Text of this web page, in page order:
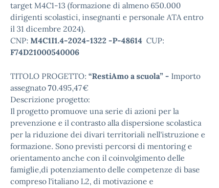
target M4C1-13 (formazione di almeno 650.000
dirigenti scolastici, insegnanti e personale ATA entro
il 31 dicembre 2024).
CNP: M4C1I1.4-2024-1322 -P-48614 CUP:
F74D21000540006
TITOLO PROGETTO: “RestiAmo a scuola” - Importo
assegnato 70.495,47 €
Descrizione progetto:
Il progetto promuove una serie di azioni per la
prevenzione e il contrasto alla dispersione scolastica
per la riduzione dei divari territoriali nell'istruzione e
formazione. Sono previsti percorsi di mentoring e
orientamento anche con il coinvolgimento delle
famiglie,di potenziamento delle competenze di base
compreso l'italiano L2, di motivazione e